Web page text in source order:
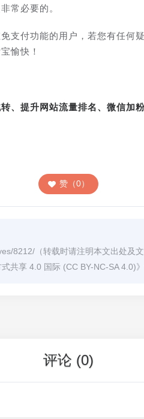
常必要的。
支付功能的用户，若您有任何
愉快！
、提升网站流量排名、微信加
赞（0）
8212/ （转载时请注明本文出处及文
共享 4.0 国际 (CC BY-NC-SA 4.0)
评论 (0)